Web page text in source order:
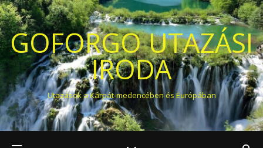
GOFORGO UTAZÁSI
IRODA
Utazások a Kárpát-medencében és Európában